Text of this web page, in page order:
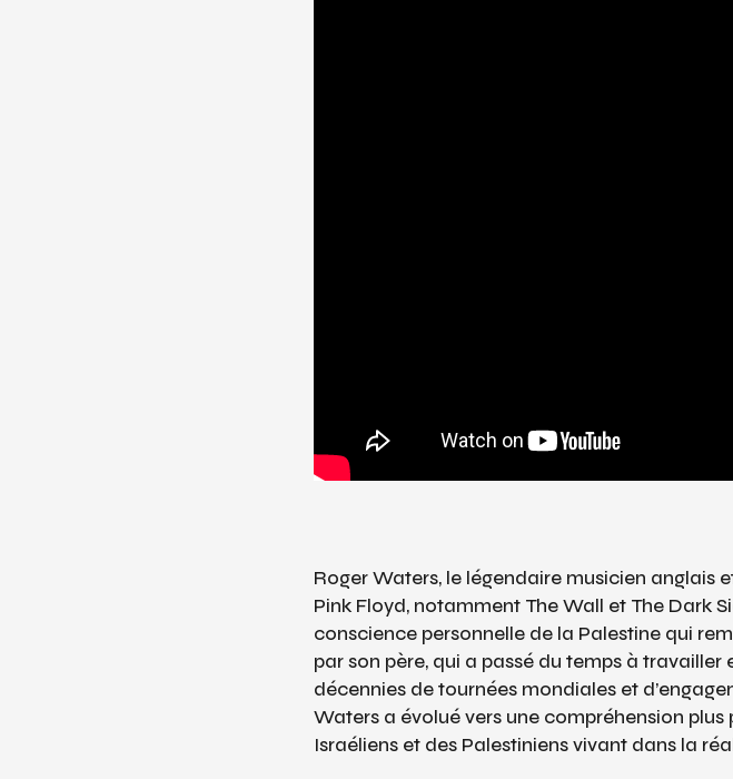
Roger Waters, le légendaire musicien
Pink Floyd, notamment The Wall et The Dark
conscience personnelle de la Palestine qui
par son père, qui a passé du temps à travailler
décennies de tournées mondiales et
Waters a évolué vers une compréhension
Israéliens et des Palestiniens vivant dans la